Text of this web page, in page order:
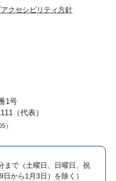
クセシビリティ方針
1号
（代表）
）
まで （土曜日、日曜日、祝
から1月3日）を除く）